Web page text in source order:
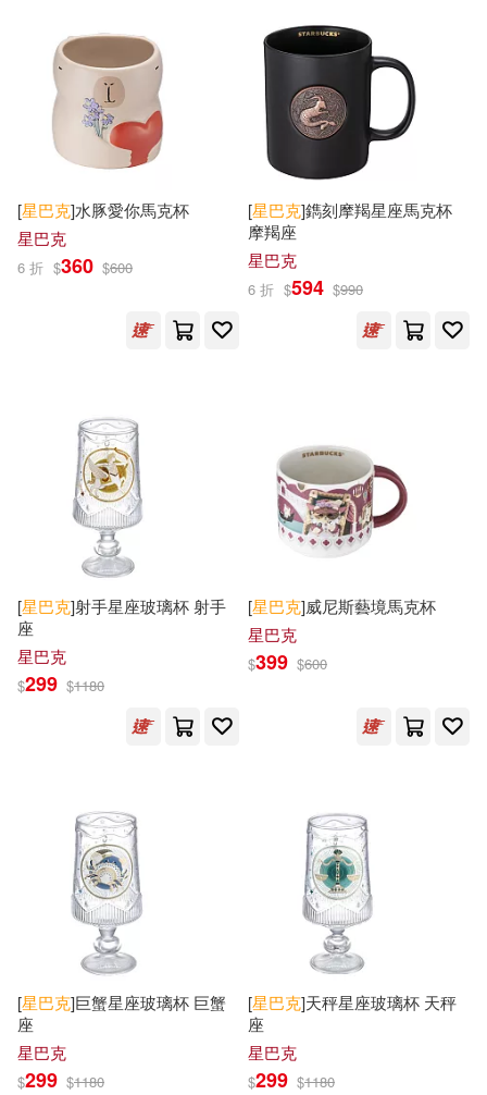
[星巴克]水豚愛你馬克杯
星巴克
6 折 $360 $600
[星巴克]鐫刻摩羯星座馬克杯
摩羯座
星巴克
6 折 $594 $990
[星巴克]射手星座玻璃杯 射手
座
星巴克
$299 $1180
[星巴克]威尼斯藝境馬克杯
星巴克
$399 $600
[星巴克]巨蟹星座玻璃杯 巨蟹
座
星巴克
$299 $1180
[星巴克]天秤星座玻璃杯 天秤
座
星巴克
$299 $1180